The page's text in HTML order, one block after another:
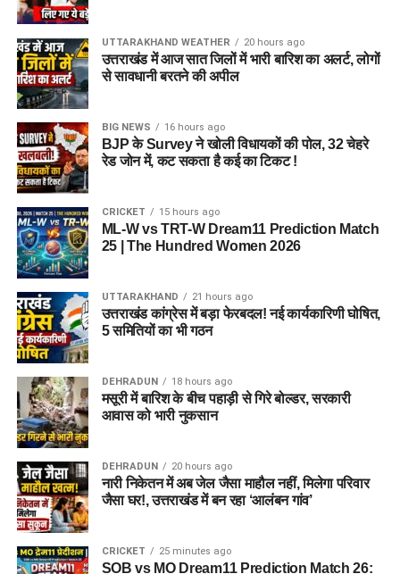
UTTARAKHAND WEATHER 20 hours ago
उत्तराखंड में आज सात जिलों में भारी बारिश का अलर्ट, लोगों
से सावधानी बरतने की अपील
BIG NEWS 16 hours ago
BJP के Survey ने खोली विधायकों की पोल, 32 चेहरे
रेड जोन में, कट सकता है कई का टिकट !
CRICKET 15 hours ago
ML-W vs TRT-W Dream11 Prediction Match
25 | The Hundred Women 2026
UTTARAKHAND 21 hours ago
उत्तराखंड कांग्रेस में बड़ा फेरबदल! नई कार्यकारिणी घोषित,
5 समितियों का भी गठन
DEHRADUN 18 hours ago
मसूरी में बारिश के बीच पहाड़ी से गिरे बोल्डर, सरकारी
आवास को भारी नुकसान
DEHRADUN 20 hours ago
नारी निकेतन में अब जेल जैसा माहौल नहीं, मिलेगा परिवार
जैसा घर!, उत्तराखंड में बन रहा ‘आलंबन गांव’
CRICKET 25 minutes ago
SOB vs MO Dream11 Prediction Match 26: